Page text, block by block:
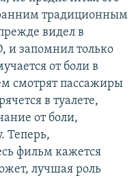
традиционным
видел в
и запомнил только
от боли в
смотрят пассажиры
в туалете,
от боли,
Теперь,
фильм кажется
лучшая роль